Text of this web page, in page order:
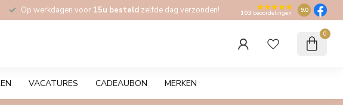
Op werkdagen voor 15u besteld zelfde dag verzonden! 103 beoordelingen 9.0
0
VACATURES CADEAUBON MERKEN